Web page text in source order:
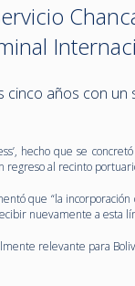
cinco años con
hecho que se
al recinto
que “la
nuevamente a esta
relevante para